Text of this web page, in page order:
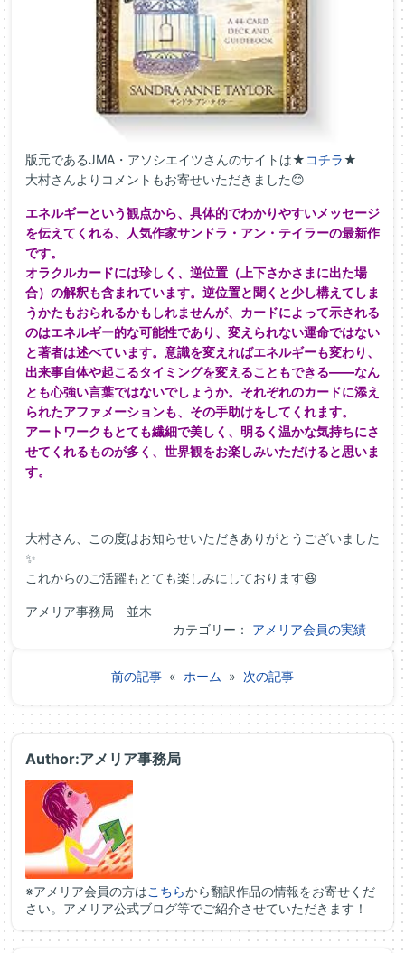
版元であるJMA・アソシエイツさんのサイトは★ コチラ★
大村さんよりコメントもお寄せいただきました😊
エネルギーという観点から、具体的でわかりやすいメッセージ
を伝えてくれる、人気作家サンドラ・アン・ テイラーの最新作
です。
オラクルカードには珍しく、逆位置（上下さかさまに出た場
合）の解釈も含まれています。逆位置と聞くと少し構えてしま
うかたもおられるかもしれませんが、 カードによって示される
のはエネルギー的な可能性であり、変えられない運命ではない
と著者は述べています。意識を変えればエネルギーも変わり、
出来事自体や起こるタイミングを変えることもできる――なん
とも心強い言葉ではないでしょうか。それぞれのカードに添え
られたアファメーションも、その手助けをしてくれます。
アートワークもとても繊細で美しく、明るく温かな気持ちにさ
せて くれるものが多く、世界観をお楽しみいただけると思いま
す。
大村さん、この度はお知らせいただきありがとうございました
✨
これからのご活躍もとても楽しみにしております😆
アメリア事務局 並木
カテゴリー： アメリア会員の実績
前の記事 « ホーム » 次の記事
Author:アメリア事務局
※アメリア会員の方はこちらから翻訳作品の情報をお寄せくだ
さい。アメリア公式ブログ等でご紹介させていただきます！